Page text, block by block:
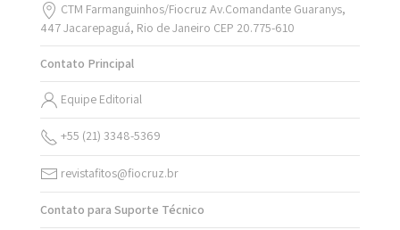
CTM Farmanguinhos/Fiocruz Av.Comandante Guaranys,
447 Jacarepaguá, Rio de Janeiro CEP 20.775-610
Contato Principal
Equipe Editorial
+55 (21) 3348-5369
revistafitos@fiocruz.br
Contato para Suporte Técnico